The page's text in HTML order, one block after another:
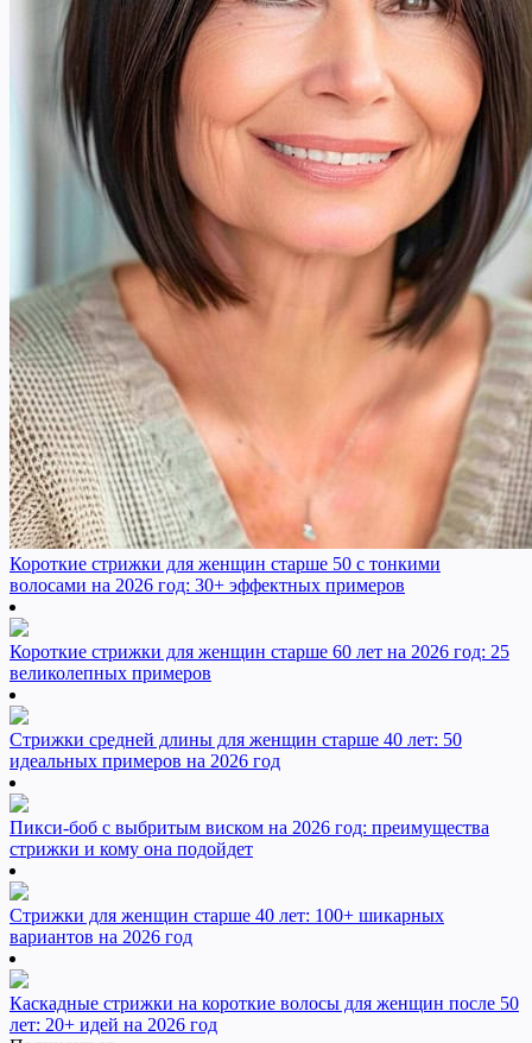
Короткие стрижки для женщин старше 50 с тонкими
волосами на 2026 год: 30+ эффектных примеров
Короткие стрижки для женщин старше 60 лет на 2026 год: 25
великолепных примеров
Стрижки средней длины для женщин старше 40 лет: 50
идеальных примеров на 2026 год
Пикси-боб с выбритым виском на 2026 год: преимущества
стрижки и кому она подойдет
Стрижки для женщин старше 40 лет: 100+ шикарных
вариантов на 2026 год
Каскадные стрижки на короткие волосы для женщин после 50
лет: 20+ идей на 2026 год